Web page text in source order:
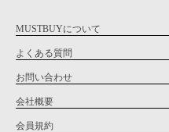
MUSTBUYについて
よくある質問
お問い合わせ
会社概要
会員規約